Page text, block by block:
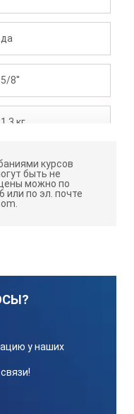
да
5/8''
1,3 кг
курсов
быть не
можно по
или по эл. почте
у наших